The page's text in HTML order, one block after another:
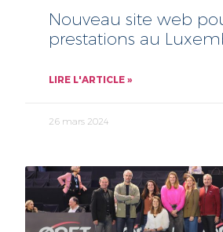
Nouveau site web
prestations au
LIRE L'ARTICLE »
26 mars 2024